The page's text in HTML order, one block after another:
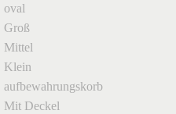
oval
Groß
Mittel
Klein
aufbewahrungskorb
Mit Deckel